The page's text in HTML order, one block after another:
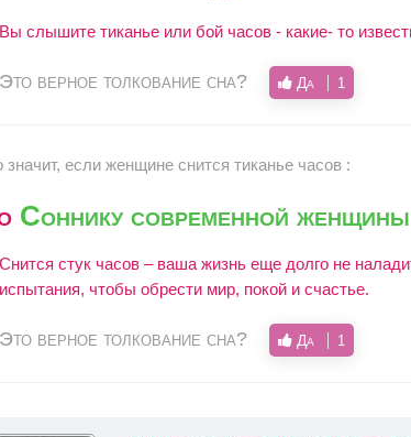
Вы слышите тиканье или бой часов - какие- то
Это верное толкование сна? Да 1
значит, если женщине снится тиканье часов :
Соннику современной женщины
Снится стук часов – ваша жизнь еще долго не
испытания, чтобы обрести мир, покой и счастье.
Это верное толкование сна? Да 1